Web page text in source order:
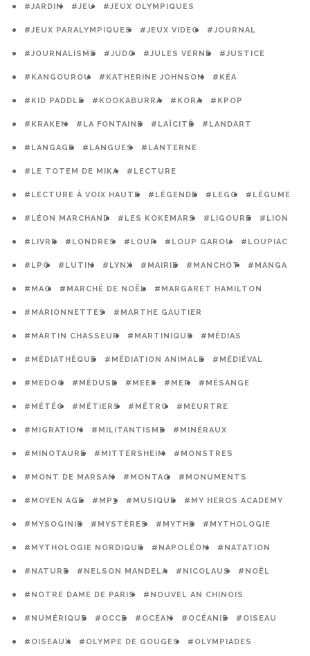
#JARDIN #JEU #JEUX OLYMPIQUES
#JEUX PARALYMPIQUES #JEUX VIDEO #JOURNAL
#JOURNALISME #JUDO #JULES VERNE #JUSTICE
#KANGOUROU #KATHERINE JOHNSON #KÉA
#KID PADDLE #KOOKABURRA #KORA #KPOP
#KRAKEN #LA FONTAINE #LAÏCITÉ #LANDART
#LANGAGE #LANGUES #LANTERNE
#LE TOTEM DE MIKA #LECTURE
#LECTURE À VOIX HAUTE #LÉGENDE #LEGO #LÉGUME
#LÉON MARCHAND #LES KOKEMARS #LIGOURE #LION
#LIVRE #LONDRES #LOUP #LOUP GAROU #LOUPIAC
#LPO #LUTIN #LYNX #MAIRIE #MANCHOT #MANGA
#MAO #MARCHÉ DE NOËL #MARGARET HAMILTON
#MARIONNETTES #MARTHE GAUTIER
#MARTIN CHASSEUR #MARTINIQUE #MÉDIAS
#MÉDIATHÈQUE #MÉDIATION ANIMALE #MÉDIÉVAL
#MEDOC #MÉDUSE #MEEF #MER #MÉSANGE
#MÉTÉO #MÉTIERS #MÉTRO #MEURTRE
#MIGRATION #MILITANTISME #MINÉRAUX
#MINOTAURE #MITTERSHEIM #MONSTRES
#MONT DE MARSAN #MONTAG #MONUMENTS
#MOYEN AGE #MP3 #MUSIQUE #MY HEROS ACADEMY
#MYSOGINIE #MYSTÈRES #MYTHE #MYTHOLOGIE
#MYTHOLOGIE NORDIQUE #NAPOLÉON #NATATION
#NATURE #NELSON MANDELA #NICOLAUS #NOËL
#NOTRE DAME DE PARIS #NOUVEL AN CHINOIS
#NUMÉRIQUE #OCCE #OCÉAN #OCÉANIE #OISEAU
#OISEAUX #OLYMPE DE GOUGES #OLYMPIADES